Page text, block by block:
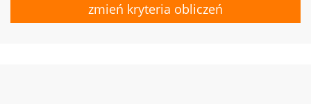
zmień kryteria obliczeń